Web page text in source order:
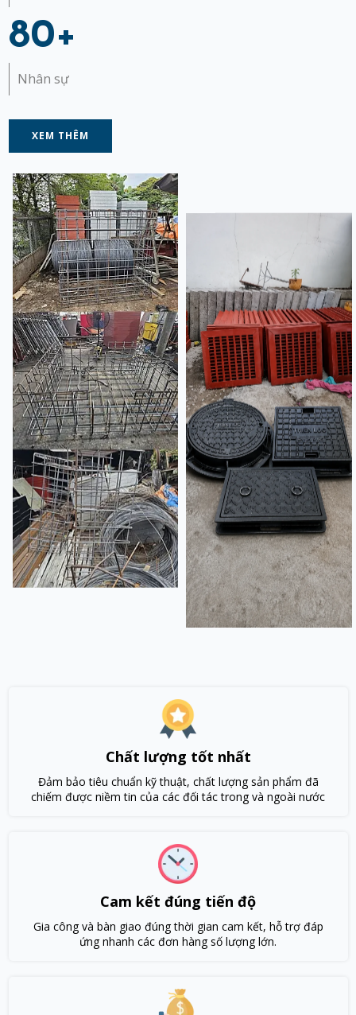
80+
Nhân sự
XEM THÊM
Chất lượng tốt nhất
Đảm bảo tiêu chuẩn kỹ thuật, chất lượng sản phẩm đã
chiếm được niềm tin của các đối tác trong và ngoài nước
Cam kết đúng tiến độ
Gia công và bàn giao đúng thời gian cam kết, hỗ trợ đáp
ứng nhanh các đơn hàng số lượng lớn.